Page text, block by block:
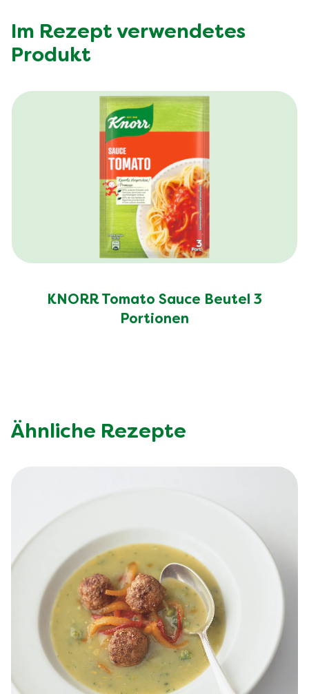
Kohlenhydrate (g)
davon Zucker (g)
Ballaststoffe (g)
Im Rezept verwendetes
Produkt
KNORR Tomato Sauce Beutel 3
Portionen
Ähnliche Rezepte